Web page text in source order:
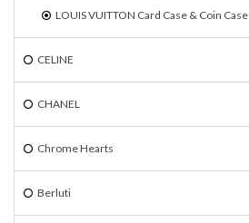
LOUIS VUITTON Card Case & Coin Case
CELINE
CHANEL
Chrome Hearts
Berluti